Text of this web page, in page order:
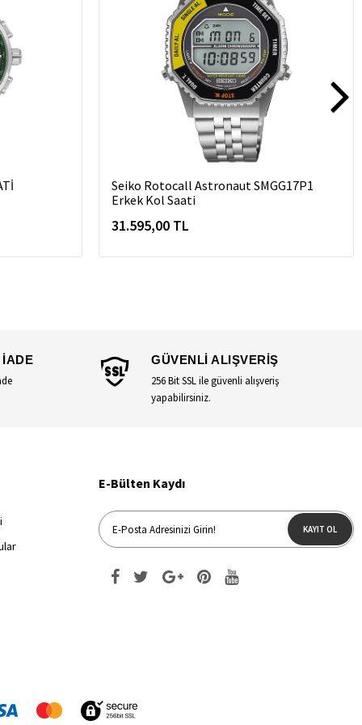
Seiko Rotocall Astronaut SMGG17P1
Erkek Kol Saati
31.595,00 TL
GÜVENLİ ALIŞVERİŞ
256 Bit SSL ile güvenli alışveriş
yapabilirsiniz.
E-Bülten Kaydı
KAYIT OL